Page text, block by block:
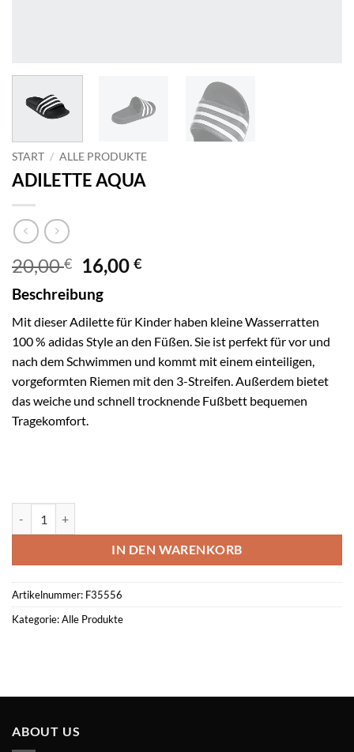
START / ALLE PRODUKTE
ADILETTE AQUA
20,00€
Ursprünglicher
Preis
war:
20,00 €
16,00€Aktueller
16,00 €.
Beschreibung
Mit dieser Adilette für Kinder haben kleine Wasserratten
100 % adidas Style an den Füßen. Sie ist perfekt für vor und
nach dem Schwimmen und kommt mit einem einteiligen,
vorgeformten Riemen mit den 3-Streifen. Außerdem bietet
das weiche und schnell trocknende Fußbett bequemen
Tragekomfort.
IN DEN WARENKORB
Artikelnummer: F35556
Kategorie:Alle Produkte
ABOUT US